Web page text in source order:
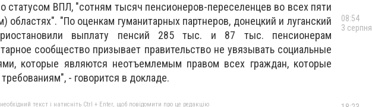
статусом ВПЛ, "сотням тысяч пенсионеров-переселенцев во всех пяти
областях". "По оценкам гуманитарных партнеров, донецкий и луганский
выплату пенсий 285 тыс. и 87 тыс. пенсионерам
сообщество призывает правительство не увязывать социальные
которые являются неотъемлемым правом всех граждан, которые
- говорится в докладе.
текст і натисніть Ctrl + Enter, щоб повідомити про це редакцію
08:54
3 серпня